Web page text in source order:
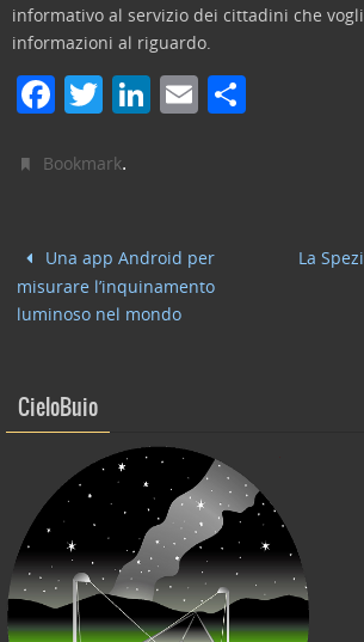
informativo al servizio dei cittadini che
informazioni al riguardo.
F
c
b
o
o
T
itt
Li
dI
n
E
Bookmark.
Una app Android per
misurare l’inquinamento
luminoso nel mondo
La
CieloBuio